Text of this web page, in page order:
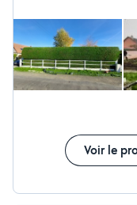
pour toute
bientôt
Voir le